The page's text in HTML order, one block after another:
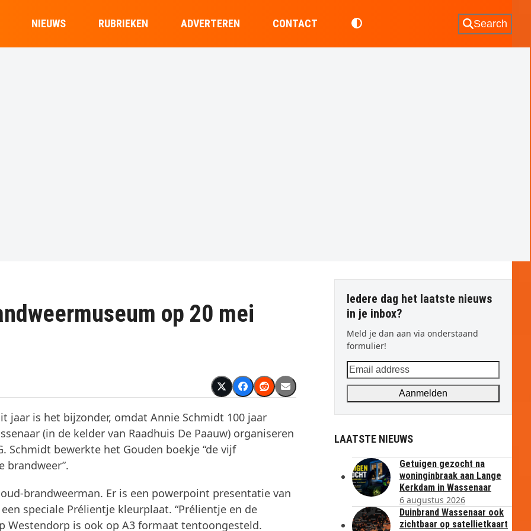
NIEUWS RUBRIEKEN ADVERTEREN CONTACT Search
op 20 mei
jaar is het bijzonder, omdat Annie Schmidt 100 jaar
(in de kelder van Raadhuis De Paauw) organiseren
Schmidt bewerkte het Gouden boekje “de vijf
brandweer”.
brandweerman. Er is een powerpoint presentatie van
speciale Prélientje kleurplaat. “Prélientje en de
Westendorp is ook op A3 formaat tentoongesteld.
Iedere dag het laatste nieuws
in je inbox?
Meld je dan aan via onderstaand
formulier!
Email
address
Aanmelden
LAATSTE NIEUWS
Getuigen gezocht na
woninginbraak aan Lange
Kerkdam in Wassenaar
6 augustus 2026
Duinbrand Wassenaar ook
zichtbaar op satellietkaart